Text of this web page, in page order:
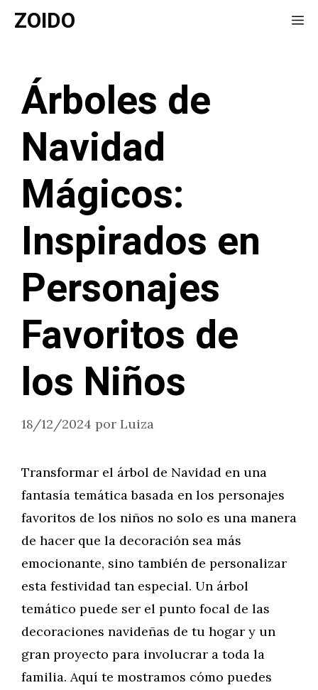
Saltar
ZOIDO
Árboles de
Navidad
Mágicos:
Inspirados en
Personajes
Favoritos de
los Niños
18/12/2024 por Luiza
Transformar el árbol de Navidad en una
fantasía temática basada en los personajes
favoritos de los niños no solo es una manera
de hacer que la decoración sea más
emocionante, sino también de personalizar
esta festividad tan especial. Un árbol
temático puede ser el punto focal de las
decoraciones navideñas de tu hogar y un
gran proyecto para involucrar a toda la
familia. Aquí te mostramos cómo puedes